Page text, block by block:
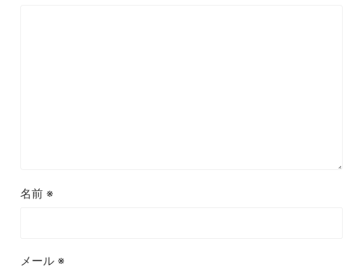
名前 ※
メール ※